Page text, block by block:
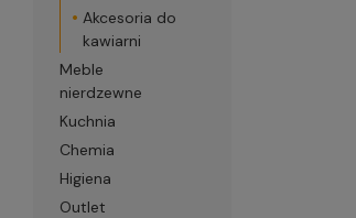
Akcesoria do
kawiarni
Meble
nierdzewne
Kuchnia
Chemia
Higiena
Outlet